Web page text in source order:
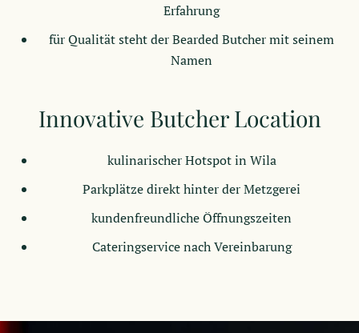
Erfahrung
für Qualität steht der Bearded Butcher mit seinem
Namen
Innovative Butcher Location
kulinarischer Hotspot in Wila
Parkplätze direkt hinter der Metzgerei
kundenfreundliche Öffnungszeiten
Cateringservice nach Vereinbarung